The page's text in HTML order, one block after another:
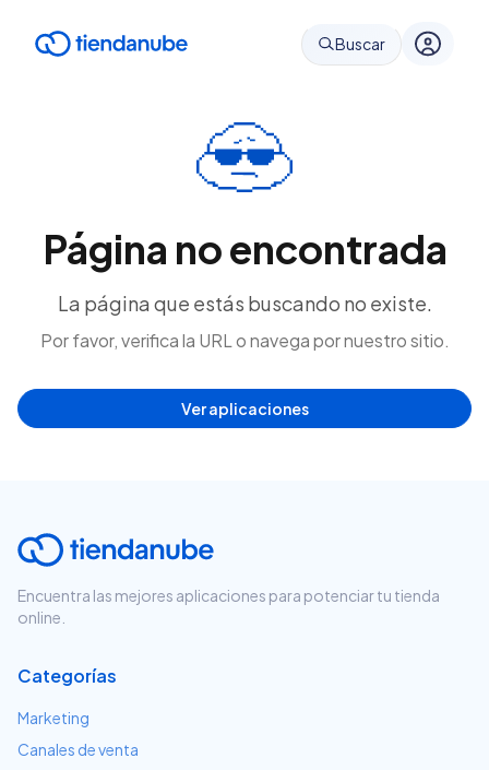
Buscar
Página no encontrada
La página que estás buscando no existe.
Por favor, verifica la URL o navega por nuestro sitio.
Ver aplicaciones
Encuentra las mejores aplicaciones para potenciar tu tienda
online.
Categorías
Marketing
Canales de venta